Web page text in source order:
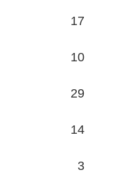
17
10
29
14
3